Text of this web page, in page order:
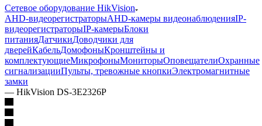
Сетевое оборудование HikVision
AHD-видеорегистраторыAHD-камеры видеонаблюденияIP-
видеорегистраторыIP-камерыБлоки
питанияДатчикиДоводчики для
дверейКабельДомофоныКронштейны и
комплектующиеМикрофоныМониторыОповещателиОхранные
сигнализацииПульты, тревожные кнопкиЭлектромагнитные
замки
— HikVision DS-3E2326P